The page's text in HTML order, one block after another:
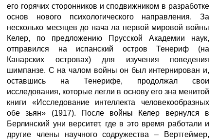
его горячих сторонников и сподвижником в разработке
основ нового психологического направления. За
несколько месяцев до нача ла первой мировой войны
Келер, по предложению Прусской Академии наук,
отправился на испанский остров Тенериф (на
Канарских островах) для изучения поведения
шимпанзе. С на чалом войны он был интернирован и,
оставшись на Тенерифе, продолжал свои
исследования, которые легли в основу его зна менитой
книги «Исследование интеллекта человекообразных
обе зьян» (1917). После войны Келер вернулся в
Берлинский уни верситет, где в это время работали и
другие члены научного содружества – Вертгеймер,